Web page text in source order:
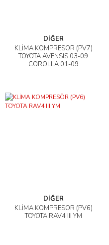
DİĞER
KLİMA KOMPRESÖR (PV7)
TOYOTA AVENSIS 03-09
COROLLA 01-09
DİĞER
KLİMA KOMPRESÖR (PV6)
TOYOTA RAV4 III YM